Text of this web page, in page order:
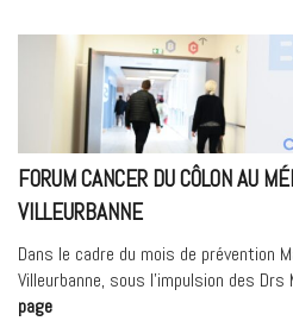
du
Service
Social
Médipôle
Hôpital
Mutualiste
:
Interview »
FORUM CANCER DU CÔLON AU
VILLEURBANNE
Dans le cadre du mois de prévention
Villeurbanne, sous l’impulsion des
page« Forum